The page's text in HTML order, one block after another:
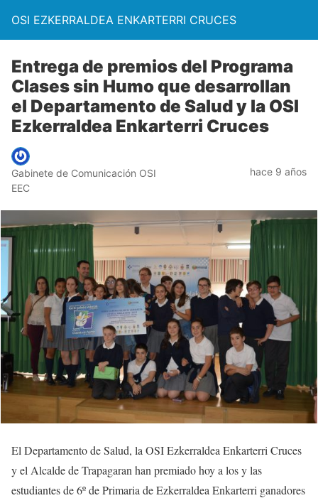
OSI EZKERRALDEA ENKARTERRI CRUCES
Entrega de premios del Programa
Clases sin Humo que desarrollan
el Departamento de Salud y la OSI
Ezkerraldea Enkarterri Cruces
Gabinete de Comunicación OSI
EEC
hace 9 años
El Departamento de Salud, la OSI Ezkerraldea Enkarterri Cruces
y el Alcalde de Trapagaran han premiado hoy a los y las
estudiantes de 6º de Primaria de Ezkerraldea Enkarterri ganadores